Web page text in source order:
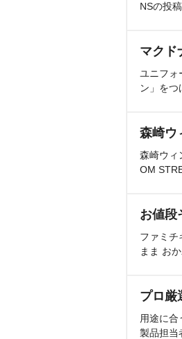
NSの投
マクド
ユニフォ
ン」をつ
森崎ウ
森崎ウィ
OM
お値段
ファミチ
まま お
プロ厳
用途に
製品担当